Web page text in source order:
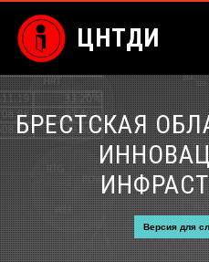
ЦНТДИ
БРЕСТСКАЯ
Версия для